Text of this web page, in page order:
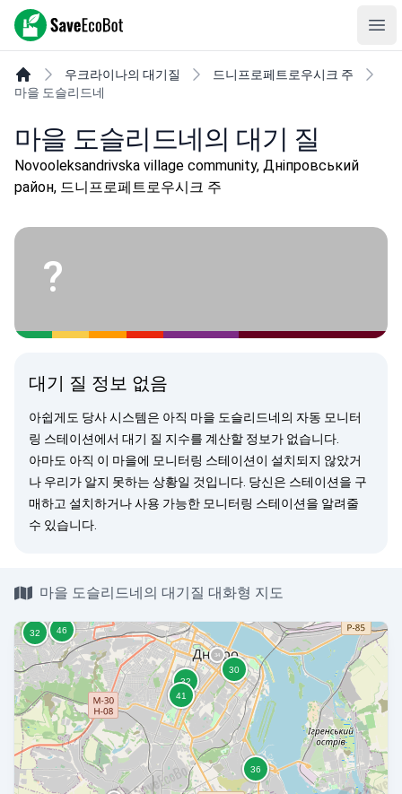
SaveEcoBot
우크라이나의 대기질
드니프로페트로우시크 주
마을 도슬리드네
마을 도슬리드네의 대기 질
Novooleksandrivska village community, Дніпровський
район, 드니프로페트로우시크 주
?
대기 질 정보 없음
아쉽게도 당사 시스템은 아직 마을 도슬리드네의 자동 모니터
링 스테이션에서 대기 질 지수를 계산할 정보가 없습니다.
아마도 아직 이 마을에 모니터링 스테이션이 설치되지 않았거
나 우리가 알지 못하는 상황일 것입니다. 당신은 스테이션을 구
매하고 설치하거나 사용 가능한 모니터링 스테이션을 알려줄
수 있습니다.
마을 도슬리드네의 대기질 대화형 지도